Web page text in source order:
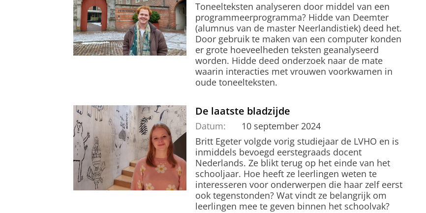
Toneelteksten analyseren door middel van een
programmeerprogramma? Hidde van Deemter
(alumnus van de master Neerlandistiek) deed het.
Door gebruik te maken van een computer konden
er grote hoeveelheden teksten geanalyseerd
worden. Hidde deed onderzoek naar de mate
waarin interacties met vrouwen voorkwamen in
oude toneelteksten.
De laatste bladzijde
Datum:
10 september 2024
Britt Egeter volgde vorig studiejaar de LVHO en is
inmiddels bevoegd eerstegraads docent
Nederlands. Ze blikt terug op het einde van het
schooljaar. Hoe heeft ze leerlingen weten te
interesseren voor onderwerpen die haar zelf eerst
ook tegenstonden? Wat vindt ze belangrijk om
leerlingen mee te geven binnen het schoolvak?